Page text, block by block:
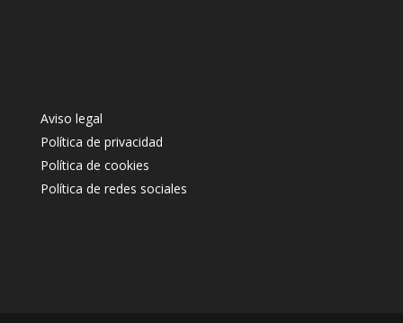
Aviso legal
Política de privacidad
Política de cookies
Política de redes sociales